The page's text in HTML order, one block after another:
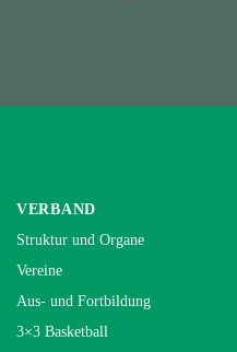
VERBAND
Struktur und Organe
Vereine
Aus- und Fortbildung
3×3 Basketball